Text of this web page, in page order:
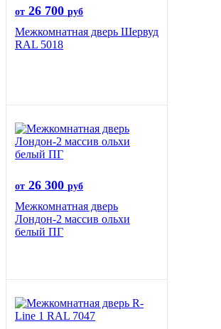
от 26 700 руб
Межкомнатная дверь Шервуд
RAL 5018
от 26 300 руб
Межкомнатная дверь
Лондон-2 массив ольхи
белый ПГ